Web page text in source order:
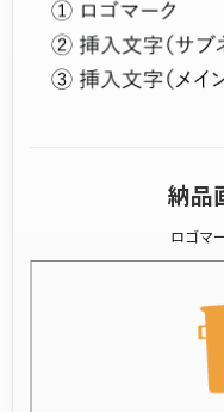
納品
ロゴマ